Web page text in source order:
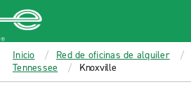
MAIN
CONTENT
Enterprise
Inicio Red de oficinas de alquiler
Tennessee
Knoxville